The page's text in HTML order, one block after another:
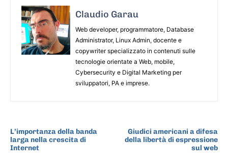
Claudio Garau
Web developer, programmatore, Database
Administrator, Linux Admin, docente e
copywriter specializzato in contenuti sulle
tecnologie orientate a Web, mobile,
Cybersecurity e Digital Marketing per
sviluppatori, PA e imprese.
L’importanza della banda
larga nella crescita di
Internet
Giudici americani a difesa
della libertà di espressione
sul web